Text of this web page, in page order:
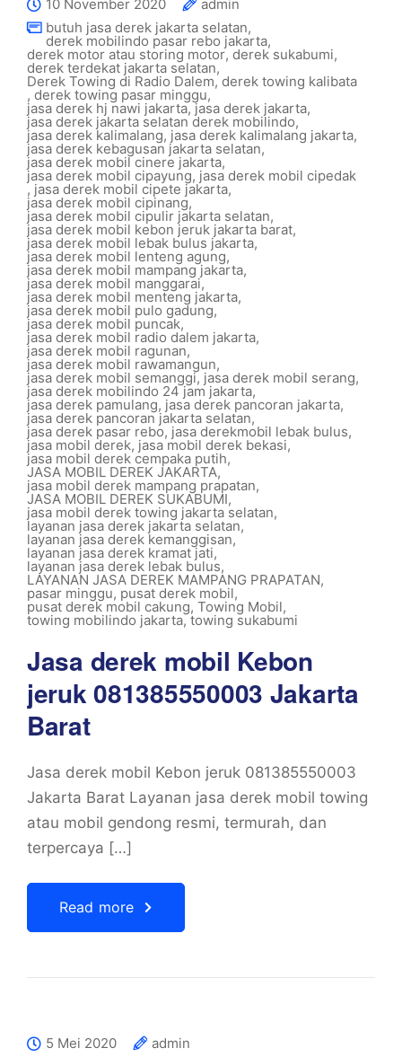
10 November 2020
admin
butuh jasa derek jakarta selatan,
derek mobilindo pasar rebo jakarta,
derek motor atau storing motor, derek sukabumi,
derek terdekat jakarta selatan,
Derek Towing di Radio Dalem, derek towing kalibata
, derek towing pasar minggu,
jasa derek hj nawi jakarta,jasa derek jakarta,
jasa derek jakarta selatan derek mobilindo,
jasa derek kalimalang, jasa derek kalimalang jakarta,
jasa derek kebagusan jakarta selatan,
jasa derek mobil cinere jakarta,
jasa derek mobil cipayung, jasa derek mobil cipedak
, jasa derek mobil cipete jakarta,
jasa derek mobil cipinang,
jasa derek mobil cipulir jakarta selatan,
jasa derek mobil kebon jeruk jakarta barat,
jasa derek mobil lebak bulus jakarta,
jasa derek mobil lenteng agung,
jasa derek mobil mampang jakarta,
jasa derek mobil manggarai,
jasa derek mobil menteng jakarta,
jasa derek mobil pulo gadung,
jasa derek mobil puncak,
jasa derek mobil radio dalem jakarta,
jasa derek mobil ragunan,
jasa derek mobil rawamangun,
jasa derek mobil semanggi, jasa derek mobil serang,
jasa derek mobilindo 24 jam jakarta,
jasa derek pamulang, jasa derek pancoran jakarta,
jasa derek pancoran jakarta selatan,
jasa derek pasar rebo, jasa derekmobil lebak bulus,
jasa mobil derek, jasa mobil derek bekasi,
jasa mobil derek cempaka putih,
JASA MOBIL DEREK JAKARTA,
jasa mobil derek mampang prapatan,
JASA MOBIL DEREK SUKABUMI,
jasa mobil derek towing jakarta selatan,
layanan jasa derek jakarta selatan,
layanan jasa derek kemanggisan,
layanan jasa derek kramat jati,
layanan jasa derek lebak bulus,
LAYANAN JASA DEREK MAMPANG PRAPATAN,
pasar minggu, pusat derek mobil,
pusat derek mobil cakung, Towing Mobil,
towing mobilindo jakarta,towing sukabumi
Jasa derek mobil Kebon
jeruk 081385550003 Jakarta
Barat
Jasa derek mobil Kebon jeruk 081385550003
Jakarta Barat Layanan jasa derek mobil towing
atau mobil gendong resmi, termurah, dan
terpercaya […]
Read more
5 Mei 2020
admin